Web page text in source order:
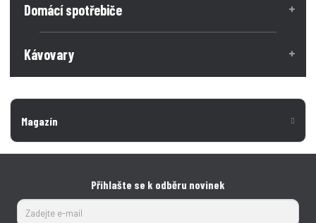
Domácí spotřebiče
Kávovary
Magazín
Přihlašte se k odběru novinek